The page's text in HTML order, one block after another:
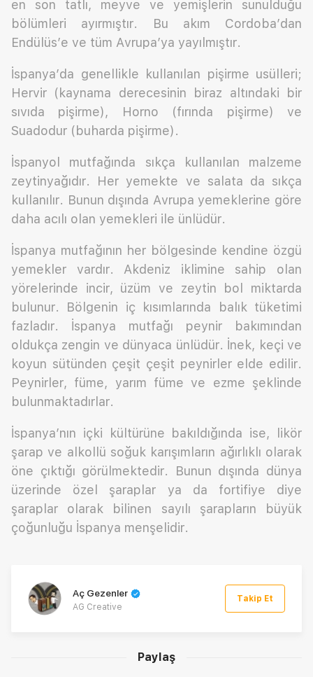
Paylaş
en son tatlı, meyve ve yemişlerin sunulduğu
bölümleri ayırmıştır. Bu akım Cordoba’dan
Endülüs’e ve tüm Avrupa’ya yayılmıştır.
İspanya’da genellikle kullanılan pişirme usülleri;
Hervir (kaynama derecesinin biraz altındaki bir
sıvıda pişirme), Horno (fırında pişirme) ve
Suadodur (buharda pişirme).
İspanyol mutfağında sıkça kullanılan malzeme
zeytinyağıdır. Her yemekte ve salata da sıkça
kullanılır. Bunun dışında Avrupa yemeklerine göre
daha acılı olan yemekleri ile ünlüdür.
İspanya mutfağının her bölgesinde kendine özgü
yemekler vardır. Akdeniz iklimine sahip olan
yörelerinde incir, üzüm ve zeytin bol miktarda
bulunur. Bölgenin iç kısımlarında balık tüketimi
fazladır. İspanya mutfağı peynir bakımından
oldukça zengin ve dünyaca ünlüdür. İnek, keçi ve
koyun sütünden çeşit çeşit peynirler elde edilir.
Peynirler, füme, yarım füme ve ezme şeklinde
bulunmaktadırlar.
İspanya’nın içki kültürüne bakıldığında ise, likör
şarap ve alkollü soğuk karışımların ağırlıklı olarak
öne çıktığı görülmektedir. Bunun dışında dünya
üzerinde özel şaraplar ya da fortifiye diye
şaraplar olarak bilinen sayılı şarapların büyük
çoğunluğu İspanya menşelidir.
Aç Gezenler
AG Creative
Takip Et